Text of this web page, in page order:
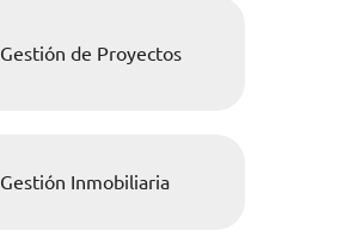
Gestión de Proyectos
Gestión Inmobiliaria